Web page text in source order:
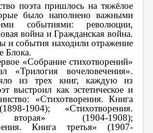
поэта пришлось на тяжёлое
было наполнено важными
событиями: революции,
война и Гражданская война.
и события находили отражение
Блока.
«Собрание стихотворений»
«Трилогия вочеловечения».
из трех книг, каждую из
выстроил как эстетическое и
«Стихотворения. Книга
1904); «Стихотворения.
(1904-1908);
Книга третья» (1907-